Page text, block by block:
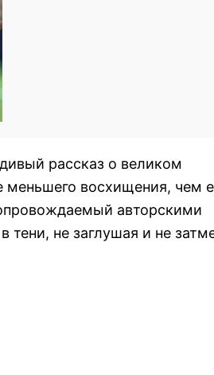
рассказ о великом
меньшего восхищения, чем
авторскими
тени, не заглушая и не